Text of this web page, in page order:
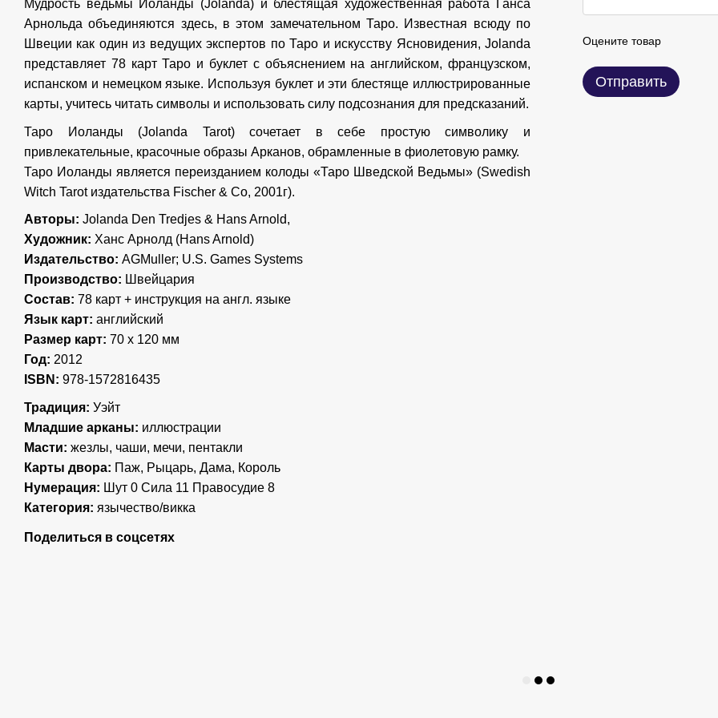
Мудрость ведьмы Йоланды (Jolanda) и блестящая художественная работа Ганса
Арнольда объединяются здесь, в этом замечательном Таро. Известная всюду по
Швеции как один из ведущих экспертов по Таро и искусству Ясновидения, Jolanda
представляет 78 карт Таро и буклет с объяснением на английском, французском,
испанском и немецком языке. Используя буклет и эти блестяще иллюстрированные
карты, учитесь читать символы и использовать силу подсознания для предсказаний.
Таро Иоланды (Jolanda Tarot) сочетает в себе простую символику и
привлекательные, красочные образы Арканов, обрамленные в фиолетовую рамку.
Таро Иоланды является переизданием колоды «Таро Шведской Ведьмы» (Swedish
Witch Tarot издательства Fischer & Co, 2001г).
Авторы: Jolanda Den Tredjes & Hans Arnold,
Художник: Ханс Арнолд (Hans Arnold)
Издательство: AGMuller; U.S. Games Systems
Производство: Швейцария
Состав: 78 карт + инструкция на англ. языке
Язык карт: английский
Размер карт: 70 х 120 мм
Год: 2012
ISBN: 978-1572816435
Традиция: Уэйт
Младшие арканы: иллюстрации
Масти: жезлы, чаши, мечи, пентакли
Карты двора: Паж, Рыцарь, Дама, Король
Нумерация: Шут 0 Сила 11 Правосудие 8
Категория: язычество/викка
Поделиться в соцсетях
Оцените товар
Отправить